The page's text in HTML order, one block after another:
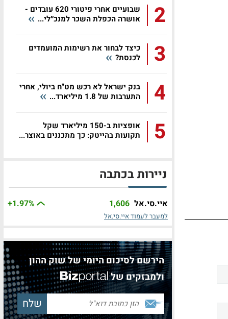
2
שבועיים אחרי פיטורי 620 עובדים -
אושרה הכפלת השכר למנכ״לי...
3
כיצד לבחור את רשימות המועמדים
לכנסת?
4
בנק ישראל לא רכש מט"ח ביולי, אחרי
התערבות של 1.8 מיליארד...
5
אופציות ב-150 מיליארד שקל
תקועות בהייטק: כך מתכננים באוצר...
ניירות בכתבה
איי.סי.אל 1,606
+1.97%
למעבר לעמוד איי.סי.אל
הירשם לסיכום היומי של שוק ההון
ולמבזקים של